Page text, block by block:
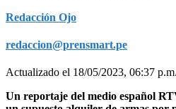
Redacción Ojo
redaccion@prensmart.pe
Actualizado el 18/05/2023, 06:37 p.m.
Un reportaje del medio español